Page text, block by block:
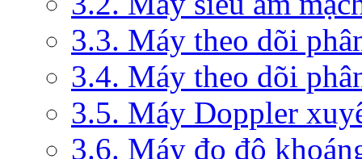
3.3. Máy theo dõi
3.4. Máy theo dõi
3.5. Máy Doppler
3.6. Máy đo độ